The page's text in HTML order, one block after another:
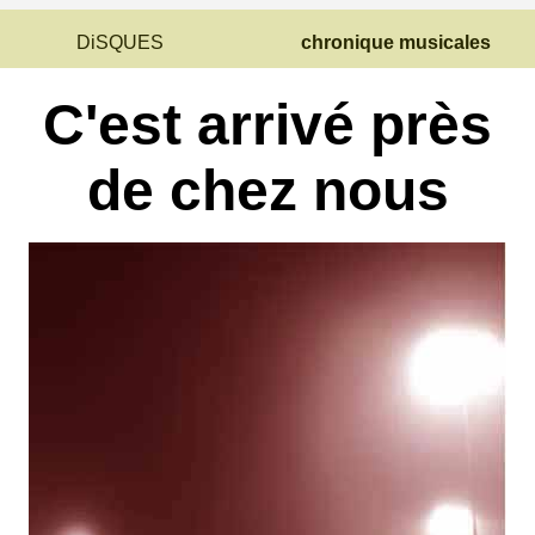
DiSQUES chronique musicales
C'est arrivé près
de chez nous